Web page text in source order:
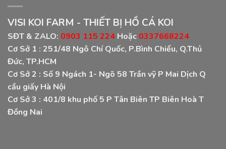
VISI KOI FARM - THIẾT BỊ HỒ CÁ KOI
SĐT & ZALO: 0903 115 224 Hoặc 0337668224
Cơ Sở 1 : 251/48 Ngô Chí Quốc, P.Bình Chiểu, Q.Thủ
Đức, TP.HCM
Cơ Sở 2 : Số 9 Ngách 1- Ngõ 58 Trần vỹ P Mai Dịch Q
cầu giấy Hà Nội
Cơ Sở 3 : 401/8 khu phố 5 P Tân Biên TP Biên Hoà T
Đồng Nai